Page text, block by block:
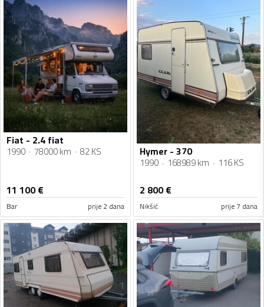
Fiat - 2.4 fiat
1990 78000 km 82 KS
11 100€
Bar prije 2 dana
Hymer - 370
1990 168989 km 116 KS
2 800€
Nikšić prije 7 dana